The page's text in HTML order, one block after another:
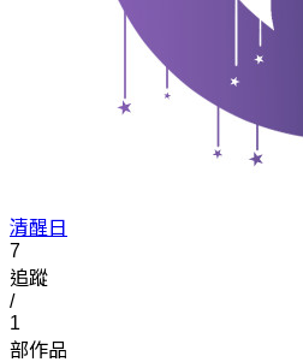
清醒日
7
追蹤
/
1
部作品